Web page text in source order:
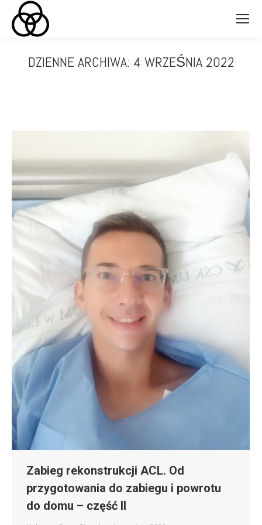
DZIENNE ARCHIWA: 4 WRZEŚNIA 2022
Zabieg rekonstrukcji ACL. Od
przygotowania do zabiegu i powrotu
do domu – część II